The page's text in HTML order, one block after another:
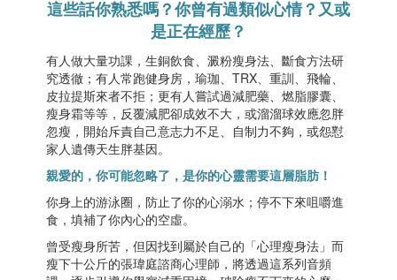
這些話你熟悉嗎？你曾有過類似心情？又或
是正在經歷？
有人做大量功課，生銅飲食、澱粉瘦身法、斷食方法研
究透徹；有人常跑健身房，瑜珈、TRX、重訓、飛輪、
皮拉提斯來者不拒；更有人嘗試過減肥藥、燃脂膠囊、
瘦身霜等等，反覆減肥卻成效不大，或溜溜球效應忽胖
忽瘦，開始斥責自己意志力不足、自制力不夠，或怨懟
家人遺傳天生胖基因。
親愛的，你可能忽略了，是你的心靈需要這層脂肪！
你身上的游泳圈，防止了你的心溺水；停不下來咀嚼進
食，填補了你內心的空虛。
曾受瘦身所苦，但因找到屬於自己的「心理瘦身法」而
瘦下十公斤的張瑋庭諮商心理師，將透過這系列音頻